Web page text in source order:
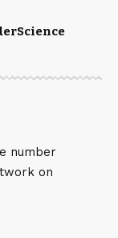
Science
number
on